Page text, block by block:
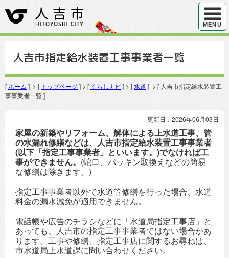
ハンバ
MENU
人吉市指定給水装置工事事業者一覧
[ ホーム ] > [ トップページ ] > [ くらしナビ] > [水道 ] > [ 人吉市指定給水装置工
事事業者一覧 ]
更新日：2026年06月03日
家屋の新築やリフォーム、解体による上水道工事、管
の水漏れ修繕などは、人吉市指定給水装置工事事業者
(以下「指定工事事業者」といいます。)でなければ工
事ができません。 (蛇口、パッキン取換えなどの簡易
な修繕は除きます。)
指定工事事業者以外で水道管修繕を行った場合、水道
料金の漏水減免が適用できません。
電話帳や広告のチラシなどに「水道局指定工事店」と
あっても、人吉市の指定工事事業者ではない場合があ
ります。工事や修繕、指定工事店に関するお尋ねは、
市水道局上水道課に問い合わせください。